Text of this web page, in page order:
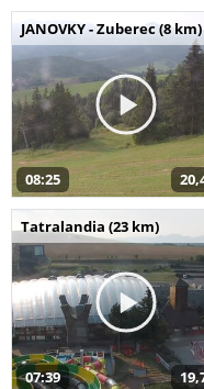
JANOVKY - Zuberec (8 km)
08:25
Tatralandia (23 km)
07:39